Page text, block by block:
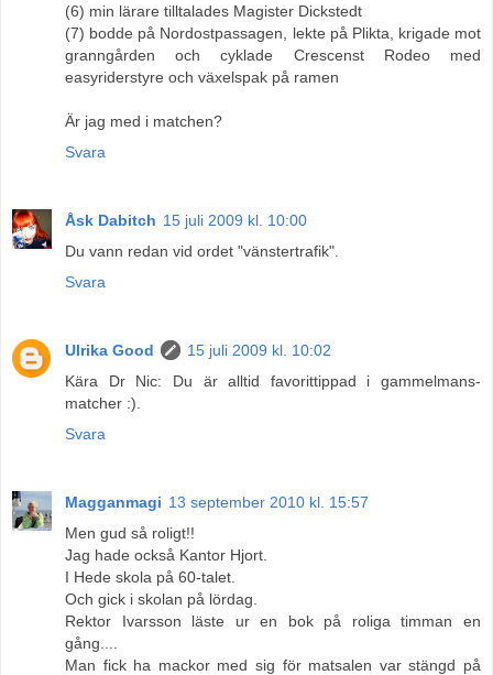
(6) min lärare tilltalades Magister Dickstedt
(7) bodde på Nordostpassagen, lekte på Plikta, krigade mot
granngården och cyklade Crescenst Rodeo med
easyriderstyre och växelspak på ramen
Är jag med i matchen?
Svara
Åsk Dabitch 15 juli 2009 kl. 10:00
Du vann redan vid ordet "vänstertrafik".
Svara
Ulrika Good
15 juli 2009 kl. 10:02
Kära Dr Nic: Du är alltid favorittippad i gammelmans-
matcher :).
Svara
Magganmagi 13 september 2010 kl. 15:57
Men gud så roligt!!
Jag hade också Kantor Hjort.
I Hede skola på 60-talet.
Och gick i skolan på lördag.
Rektor Ivarsson läste ur en bok på roliga timman en
gång....
Man fick ha mackor med sig för matsalen var stängd på